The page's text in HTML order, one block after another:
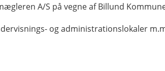
A/S på vegne af Billund
og administrationslokaler